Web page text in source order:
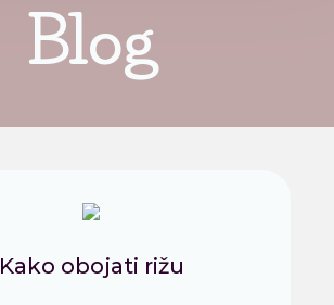
Blog
Kako obojati rižu